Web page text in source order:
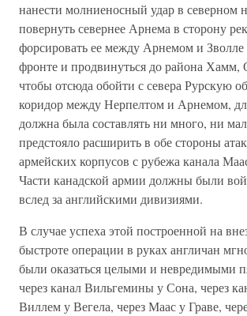
нанести молниеносный удар в северном
повернуть севернее Арнема в сторону
форсировать ее между Арнемом и
фронте и продвинуться до района Хамм,
чтобы отсюда обойти с севера Рурскую
коридор между Нерпелтом и Арнемом,
должна была составлять ни много, ни
предстояло расширить в обе стороны
армейских корпусов с рубежа канала
Части канадской армии должны были
вслед за английскими дивизиями.
В случае успеха этой построенной на
быстроте операции в руках англичан
были оказаться целыми и невредимыми
через канал Вильгемины у Сона, через
Виллем у Вегела, через Маас у Граве,